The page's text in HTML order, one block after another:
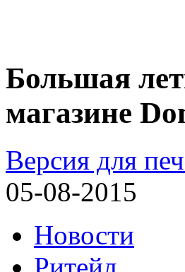
Большая
магазине
Версия для
05-08-2015
Новости